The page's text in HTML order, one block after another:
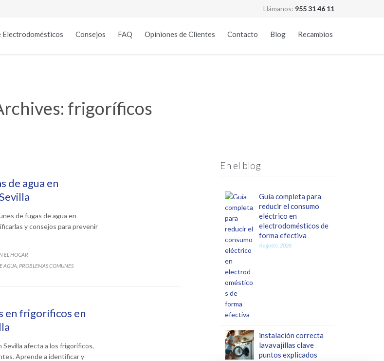
Llámanos: 955 31 46 11
Electrodomésticos Consejos FAQ Opiniones de Clientes Contacto Blog Recambios
frigoríficos
de agua en
de fugas de agua en
y consejos para prevenir
EL HOGAR
AGUA PROBLEMAS COMUNES
en frigoríficos en
Sevilla afecta a los frigoríficos,
Aprende a identificar y
En el blog
Guía completa para
reducir el consumo
eléctrico en
electrodomésticos de
forma efectiva
4 agosto, 2026
instalación correcta
lavavajillas clave
puntos explicados